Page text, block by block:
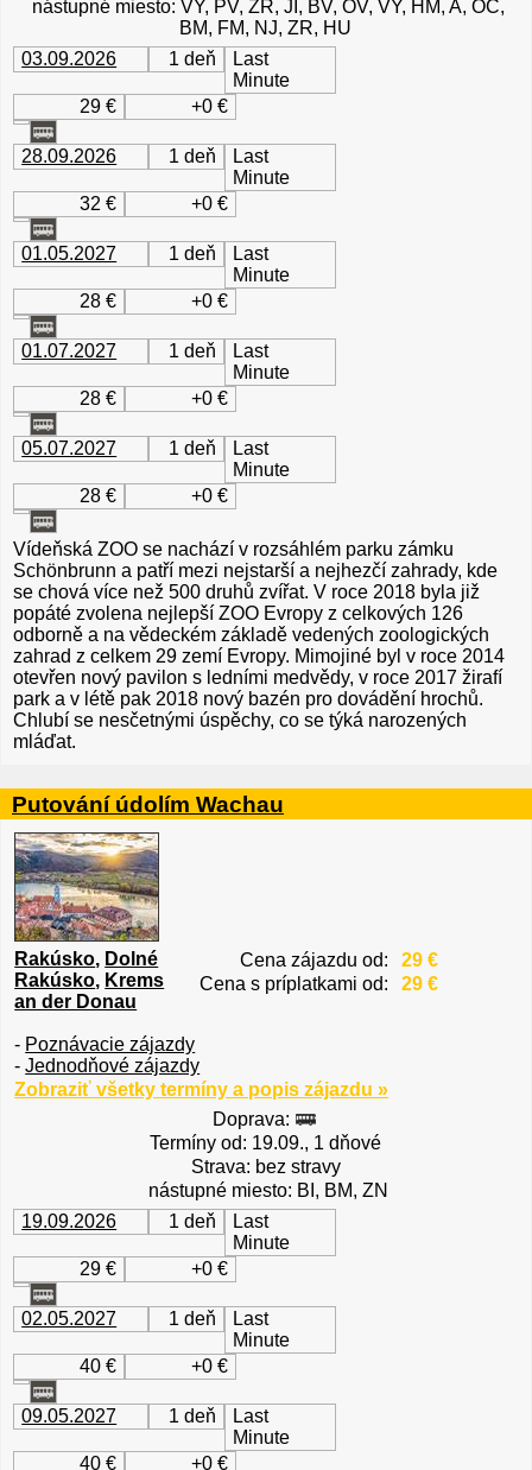
nástupné miesto: VY, PV, ZR, JI, BV, OV, VY, HM, A, OC,
BM, FM, NJ, ZR, HU
03.09.2026
1 deň
Last
Minute
29 €
+0 €
28.09.2026 1 deň
Last
Minute
32 €
+0 €
01.05.2027 1 deň
Last
Minute
28 €
+0 €
01.07.2027 1 deň
Last
Minute
28 €
+0 €
05.07.2027 1 deň
Last
Minute
28 €
+0 €
Vídeňská ZOO se nachází v rozsáhlém parku zámku
Schönbrunn a patří mezi nejstarší a nejhezčí zahrady, kde
se chová více než 500 druhů zvířat. V roce 2018 byla již
popáté zvolena nejlepší ZOO Evropy z celkových 126
odborně a na vědeckém základě vedených zoologických
zahrad z celkem 29 zemí Evropy. Mimojiné byl v roce 2014
otevřen nový pavilon s ledními medvědy, v roce 2017 žirafí
park a v létě pak 2018 nový bazén pro dovádění hrochů.
Chlubí se nesčetnými úspěchy, co se týká narozených
mláďat.
Putování údolím Wachau
Cena zájazdu od:
29 €
Cena s príplatkami od:
29 €
Rakúsko, Dolné
Rakúsko, Krems
an der Donau
- Poznávacie zájazdy
-Jednodňové zájazdy
Zobraziť všetky termíny a popis zájazdu »
Doprava:
Termíny od: 19.09., 1 dňové
Strava: bez stravy
nástupné miesto: BI, BM, ZN
19.09.2026
1 deň
Last
Minute
29 €
+0 €
02.05.2027 1 deň
Last
Minute
40 €
+0 €
09.05.2027 1 deň
Last
Minute
40 €
+0 €